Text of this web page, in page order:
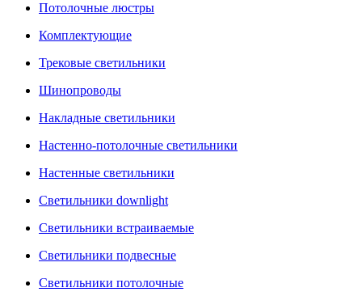
Потолочные люстры
Комплектующие
Трековые светильники
Шинопроводы
Накладные светильники
Настенно-потолочные светильники
Настенные светильники
Светильники downlight
Светильники встраиваемые
Светильники подвесные
Светильники потолочные